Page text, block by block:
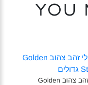
You
עגילי זהב צהוב Golden